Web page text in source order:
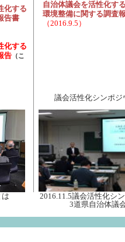
化する
告書
化する
告 （こ
自治体議会を活性化す
環境整備に関する調査
（2016.9.5）
議会活性化シンポジ
言とは 2016.11.5議会活性
の課題報告 見